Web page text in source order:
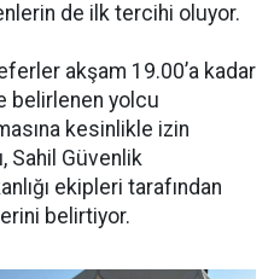
de ilk tercihi oluyor.
akşam 19.00’a kadar
belirlenen yolcu
kesinlikle izin
Sahil Güvenlik
ekipleri tarafından
belirtiyor.